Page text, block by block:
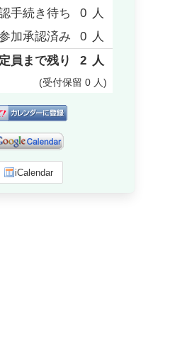
手続き待ち 0 人
加承認済み 0 人
定員まで残り 2 人
(受付保留 0 人)
iCalendar